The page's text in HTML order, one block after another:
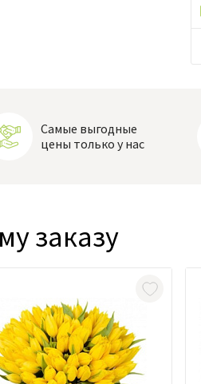
Самые выгодные
цены только у нас
заказу